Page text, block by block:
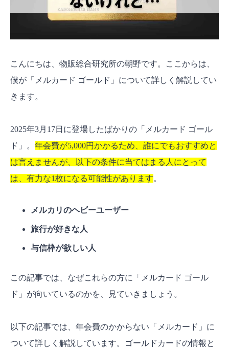
こんにちは、物販総合研究所の朝野です。ここからは、
僕が「メルカード ゴールド」について詳しく解説してい
きます。
2025年3月17日に登場したばかりの「メルカード ゴール
ド」。 年会費が5,000円かかるため、誰にでもおすすめと
は言えませんが、以下の条件に当てはまる人にとって
は、有力な1枚になる可能性があります。
メルカリのヘビーユーザー
旅行が好きな人
与信枠が欲しい人
この記事では、なぜこれらの方に「メルカード ゴール
ド」が向いているのかを、見ていきましょう。
以下の記事では、年会費のかからない「メルカード」に
ついて詳しく解説しています。ゴールドカードの情報と